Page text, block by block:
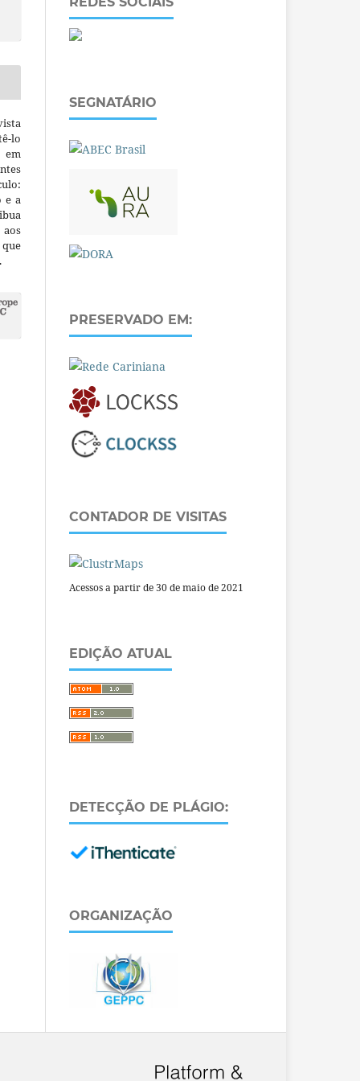
lo
em
e a
SEGNATÁRIO
PRESERVADO EM:
CONTADOR DE VISITAS
Acessos a partir de 30 de maio de 2021
EDIÇÃO ATUAL
DETECÇÃO DE PLÁGIO:
ORGANIZAÇÃO